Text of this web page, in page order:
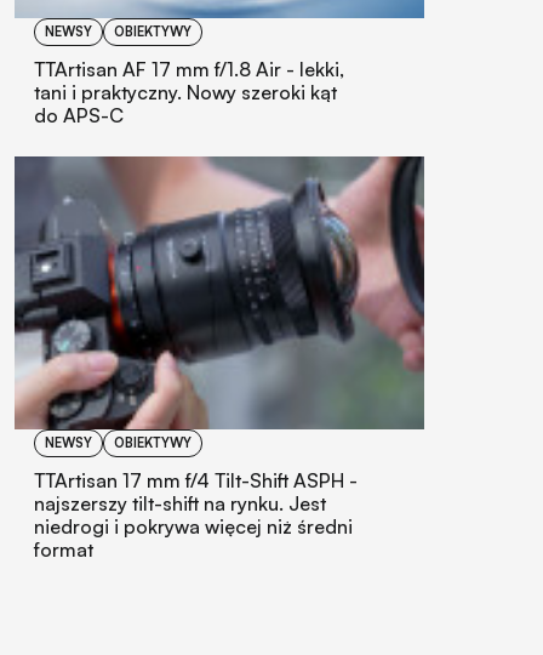
NEWSY OBIEKTYWY
TTArtisan AF 17 mm f/1.8 Air - lekki,
tani i praktyczny. Nowy szeroki kąt
do APS-C
NEWSY OBIEKTYWY
TTArtisan 17 mm f/4 Tilt-Shift ASPH -
najszerszy tilt-shift na rynku. Jest
niedrogi i pokrywa więcej niż średni
format